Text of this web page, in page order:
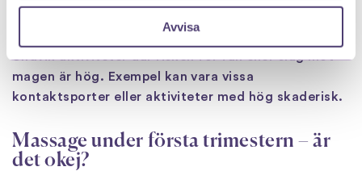
Avvisa
Vad bör man undvika?
magen är hög. Exempel kan vara vissa
kontaktsporter eller aktiviteter med hög skaderisk.
Massage under första trimestern – är
det okej?